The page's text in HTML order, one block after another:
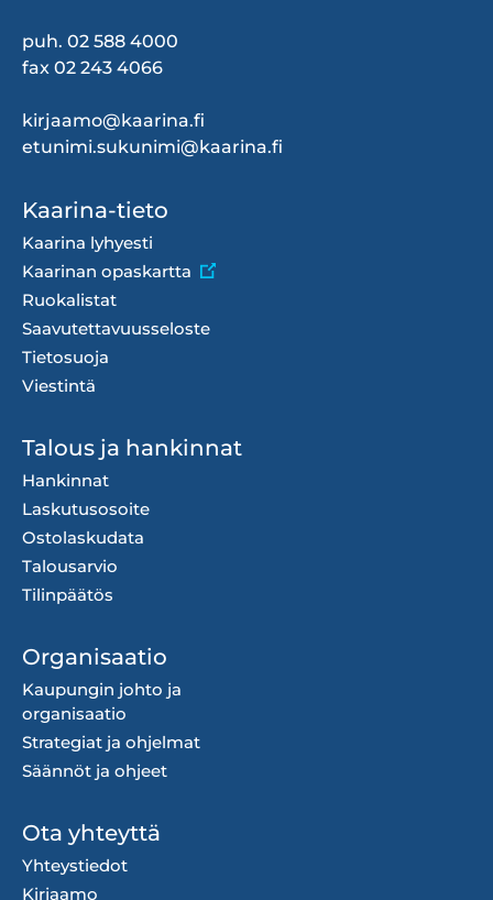
puh. 02 588 4000
fax 02 243 4066
kirjaamo@kaarina.fi
etunimi.sukunimi@kaarina.fi
Footer
menu
Kaarina-tieto
Kaarina lyhyesti
Kaarinan opaskartta
Ruokalistat
Saavutettavuusseloste
Tietosuoja
Viestintä
Talous ja hankinnat
Hankinnat
Laskutusosoite
Ostolaskudata
Talousarvio
Tilinpäätös
Organisaatio
Kaupungin johto ja
organisaatio
Strategiat ja ohjelmat
Säännöt ja ohjeet
Ota yhteyttä
Yhteystiedot
Kirjaamo